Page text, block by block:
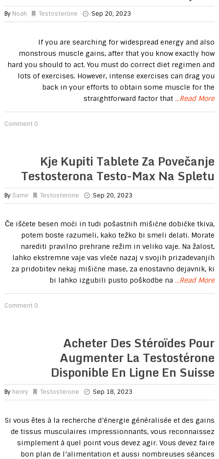
By Noah Testosterone Sep 20, 2023
If you are searching for widespread energy and also
monstrous muscle gains, after that you know exactly how
hard you should to act. You must do correct diet regimen and
lots of exercises. However, intense exercises can drag you
back in your efforts to obtain some muscle for the
straightforward factor that ...Read More
0 Comment
Kje Kupiti Tablete Za Povečanje
Testosterona Testo-Max Na Spletu
By Samir Testosterone Sep 20, 2023
Če iščete besen moči in tudi pošastnih mišične dobičke tkiva,
potem boste razumeli, kako težko bi smeli delati. Morate
narediti pravilno prehrane režim in veliko vaje. Na žalost,
lahko ekstremne vaje vas vleče nazaj v svojih prizadevanjih
za pridobitev nekaj mišične mase, za enostavno dejavnik, ki
bi lahko izgubili pusto poškodbe na ...Read More
0 Comment
Acheter Des Stéroïdes Pour
Augmenter La Testostérone
Disponible En Ligne En Suisse
By henry Testosterone Sep 18, 2023
Si vous êtes à la recherche d’énergie généralisée et des gains
de tissus musculaires impressionnants, vous reconnaissez
simplement à quel point vous devez agir. Vous devez faire
bon plan de l’alimentation et aussi nombreuses séances